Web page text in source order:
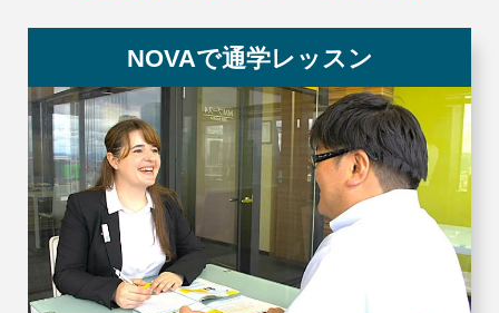
NOVAで通学レッスン